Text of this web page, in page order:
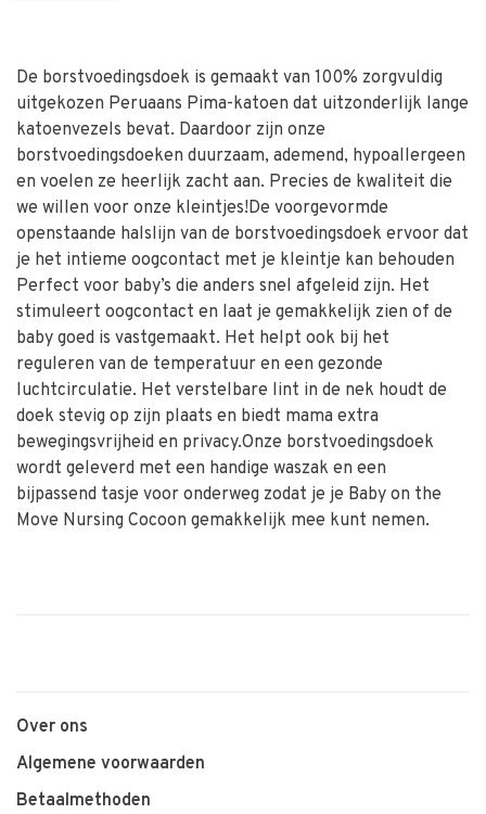
De borstvoedingsdoek is gemaakt van 100% zorgvuldig
uitgekozen Peruaans Pima-katoen dat uitzonderlijk lange
katoenvezels bevat. Daardoor zijn onze
borstvoedingsdoeken duurzaam, ademend, hypoallergeen
en voelen ze heerlijk zacht aan. Precies de kwaliteit die
we willen voor onze kleintjes!De voorgevormde
openstaande halslijn van de borstvoedingsdoek ervoor dat
je het intieme oogcontact met je kleintje kan behouden
Perfect voor baby’s die anders snel afgeleid zijn. Het
stimuleert oogcontact en laat je gemakkelijk zien of de
baby goed is vastgemaakt. Het helpt ook bij het
reguleren van de temperatuur en een gezonde
luchtcirculatie. Het verstelbare lint in de nek houdt de
doek stevig op zijn plaats en biedt mama extra
bewegingsvrijheid en privacy.Onze borstvoedingsdoek
wordt geleverd met een handige waszak en een
bijpassend tasje voor onderweg zodat je je Baby on the
Move Nursing Cocoon gemakkelijk mee kunt nemen.
Over ons
Algemene voorwaarden
Betaalmethoden